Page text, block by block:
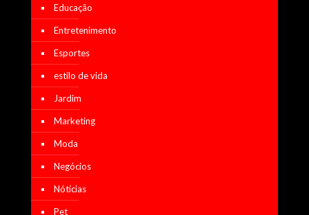
Educação
Entretenimento
Esportes
estilo de vida
Jardim
Marketing
Moda
Negócios
Nótícias
Pet